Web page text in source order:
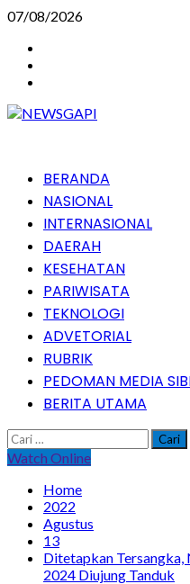
Skip
content
07/08/2026
PrimaryBERANDA
NASIONAL
INTERNASIONAL
DAERAH
KESEHATAN
PARIWISATA
TEKNOLOGI
ADVETORIAL
RUBRIK
PEDOMAN MEDIA
BERITA UTAMA
Cari
untuk:
Watch Online
Home
2022
Agustus
13
Ditetapkan Tersangka,
2024 Diujung Tanduk